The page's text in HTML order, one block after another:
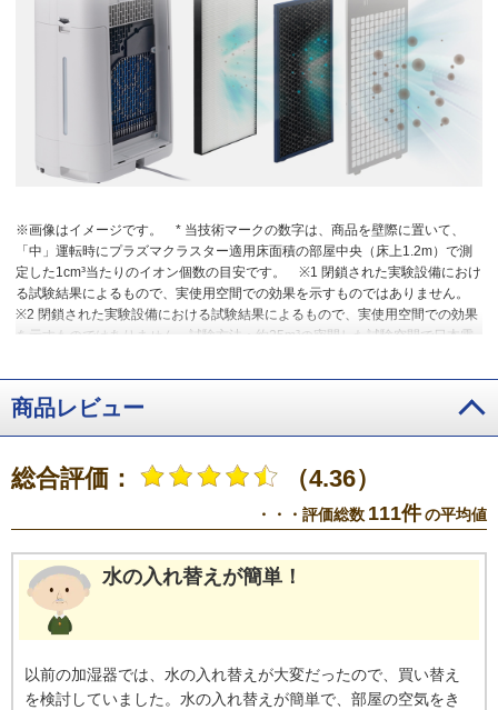
※画像はイメージです。
* 当技術マークの数字は、商品を壁際に置いて、
「中」運転時にプラズマクラスター適用床面積の部屋中央（床上1.2m）で測
定した1cm³当たりのイオン個数の目安です。
※1 閉鎖された実験設備におけ
る試験結果によるもので、実使用空間での効果を示すものではありません。
※2 閉鎖された実験設備における試験結果によるもので、実使用空間での効果
を示すものではありません。試験方法：約25m³の密閉した試験空間で日本電
種のカビ菌。結果：約14分で99%抑制。KI-EX100の風量「強」運転。約49分
で99%抑制。FU-F28の風量「強」運転。
※3 吹き出す風の当たらない部分
のニオイは取れません。
※4 試験機関：（一財）日本食品分析センター（試
験番号12085530001-01）。試験方法：日本電機工業会 自主基準（HD-133）
の性能評価試験にて実施。試験対象：水中の1種類の菌。試験結果：24時間で
99%以上抑制。KI/KCシリーズに搭載のAg⁺イオンカートリッジで実施。
＜静電HEPAフィルター、ダブル脱臭フィルター＞JEM1467による。使用状
況やニオイの種類・強さで、お手入れや交換が必要になる場合あり＜加湿フ
気清浄運転を1日8時間した場合の目安。月1回程度フィルターのお手入れが必
要。使用状況で寿命が早まる場合あり。
商品レビュー
総合評価： （4.36）
・・・評価総数 111件の平均値
水の入れ替えが簡単！
以前の加湿器では、水の入れ替えが大変だったので、買い替え
を検討していました。水の入れ替えが簡単で、部屋の空気をき